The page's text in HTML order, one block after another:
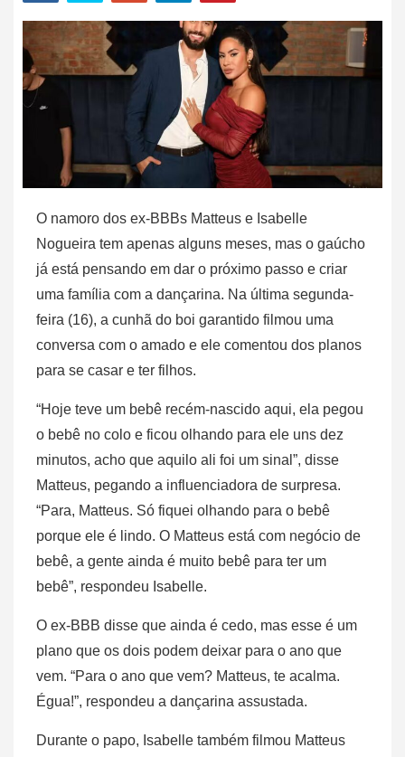
O namoro dos ex-BBBs Matteus e Isabelle
Nogueira tem apenas alguns meses, mas o gaúcho
já está pensando em dar o próximo passo e criar
uma família com a dançarina. Na última segunda-
feira (16), a cunhã do boi garantido filmou uma
conversa com o amado e ele comentou dos planos
para se casar e ter filhos.
“Hoje teve um bebê recém-nascido aqui, ela pegou
o bebê no colo e ficou olhando para ele uns dez
minutos, acho que aquilo ali foi um sinal”, disse
Matteus, pegando a influenciadora de surpresa.
“Para, Matteus. Só fiquei olhando para o bebê
porque ele é lindo. O Matteus está com negócio de
bebê, a gente ainda é muito bebê para ter um
bebê”, respondeu Isabelle.
O ex-BBB disse que ainda é cedo, mas esse é um
plano que os dois podem deixar para o ano que
vem. “Para o ano que vem? Matteus, te acalma.
Égua!”, respondeu a dançarina assustada.
Durante o papo, Isabelle também filmou Matteus